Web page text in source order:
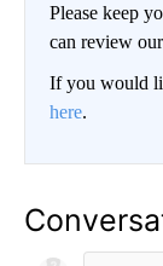
Please keep
can review
If you would
here.